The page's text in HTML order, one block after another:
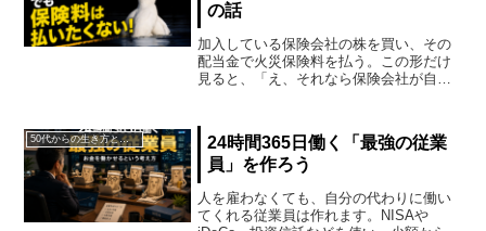
の話
加入している保険会社の株を買い、その
配当金で火災保険料を払う。この形だけ
見ると、「え、それなら保険会社が自分
かもしれません。保険料は保険会社の配
当で支払う少し不思議で...
50代からの生き方とお金
24時間365日働く「最強の従業
員」を作ろう
人を雇わなくても、自分の代わりに働い
てくれる従業員は作れます。NISAや